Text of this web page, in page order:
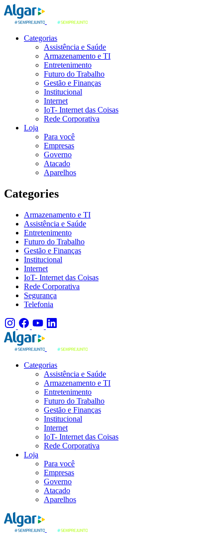
Categorias
Assistência e Saúde
Armazenamento e TI
Entretenimento
Futuro do Trabalho
Gestão e Finanças
Institucional
Internet
IoT- Internet das Coisas
Rede Corporativa
Loja
Para você
Empresas
Governo
Atacado
Aparelhos
Categories
Armazenamento e TI
Assistência e Saúde
Entretenimento
Futuro do Trabalho
Gestão e Finanças
Institucional
Internet
IoT- Internet das Coisas
Rede Corporativa
Segurança
Telefonia
Categorias
Assistência e Saúde
Armazenamento e TI
Entretenimento
Futuro do Trabalho
Gestão e Finanças
Institucional
Internet
IoT- Internet das Coisas
Rede Corporativa
Loja
Para você
Empresas
Governo
Atacado
Aparelhos